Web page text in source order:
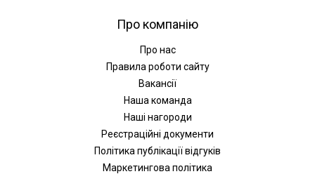
Про компанію
Про нас
Правила роботи сайту
Вакансії
Наша команда
Наші нагороди
Реєстраційні документи
Політика публікації відгуків
Маркетингова політика